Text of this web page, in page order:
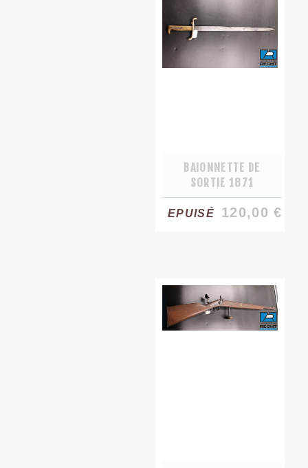
BAIONNETTE DE
SORTIE 1871
EPUISÉ 120,00 €